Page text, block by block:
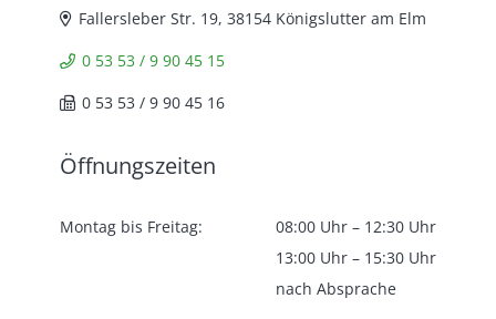
Fallersleber Str. 19, 38154 Königslutter am Elm
0 53 53 / 9 90 45 15
0 53 53 / 9 90 45 16
Öffnungszeiten
Montag bis Freitag:
08:00 Uhr – 12:30 Uhr
13:00 Uhr – 15:30 Uhr
nach Absprache